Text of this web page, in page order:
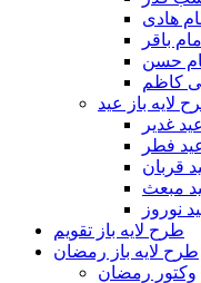
هادی
باقر
حسن
کاظم
لایه باز عید
غدیر
فطر
قربان
مبعث
نوروز
طرح لایه باز تقویم
طرح لایه باز رمضان
وکتور رمضان